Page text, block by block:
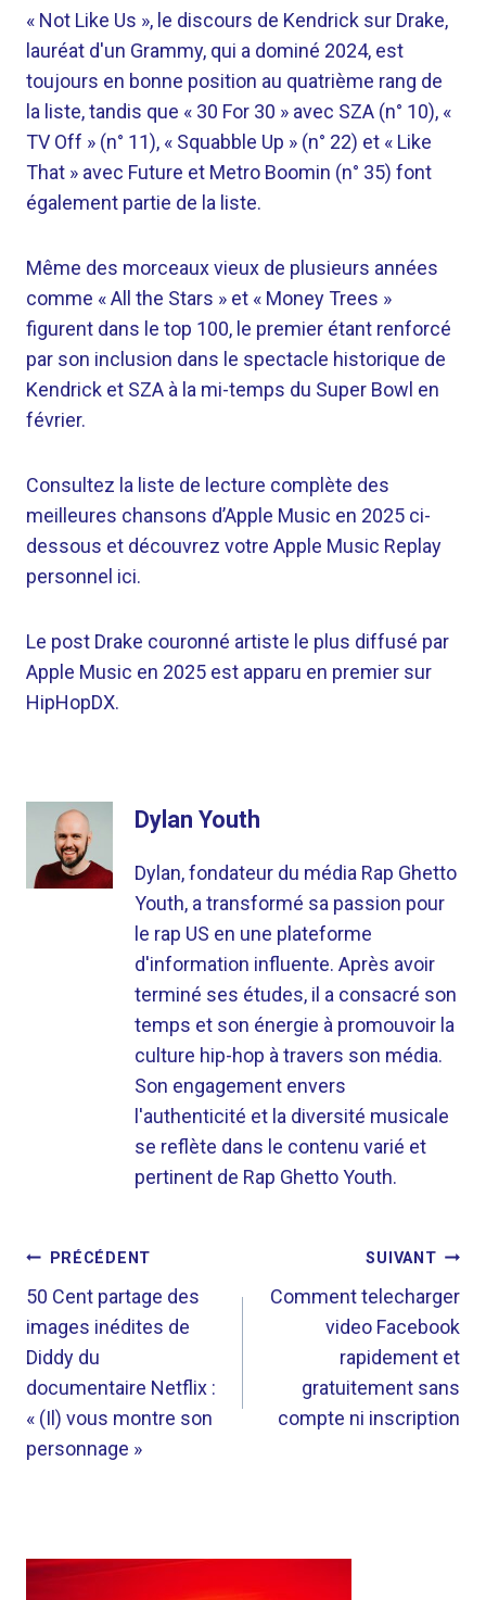
« Not Like Us », le discours de Kendrick sur Drake,
lauréat d'un Grammy, qui a dominé 2024, est
toujours en bonne position au quatrième rang de
la liste, tandis que « 30 For 30 » avec SZA (n° 10), «
TV Off » (n° 11), « Squabble Up » (n° 22) et « Like
That » avec Future et Metro Boomin (n° 35) font
également partie de la liste.
Même des morceaux vieux de plusieurs années
comme « All the Stars » et « Money Trees »
figurent dans le top 100, le premier étant renforcé
par son inclusion dans le spectacle historique de
Kendrick et SZA à la mi-temps du Super Bowl en
février.
Consultez la liste de lecture complète des
meilleures chansons d’Apple Music en 2025 ci-
dessous et découvrez votre Apple Music Replay
personnel ici.
Le post Drake couronné artiste le plus diffusé par
Apple Music en 2025 est apparu en premier sur
HipHopDX.
Dylan Youth
Dylan, fondateur du média Rap Ghetto
Youth, a transformé sa passion pour
le rap US en une plateforme
d'information influente. Après avoir
terminé ses études, il a consacré son
temps et son énergie à promouvoir la
culture hip-hop à travers son média.
Son engagement envers
l'authenticité et la diversité musicale
se reflète dans le contenu varié et
pertinent de Rap Ghetto Youth.
NAVIGATION
DE
L’ARTICLE
PRÉCÉDENT
50 Cent partage des
images inédites de
Diddy du
documentaire Netflix :
« (Il) vous montre son
personnage »
SUIVANT
Comment telecharger
video Facebook
rapidement et
gratuitement sans
compte ni inscription